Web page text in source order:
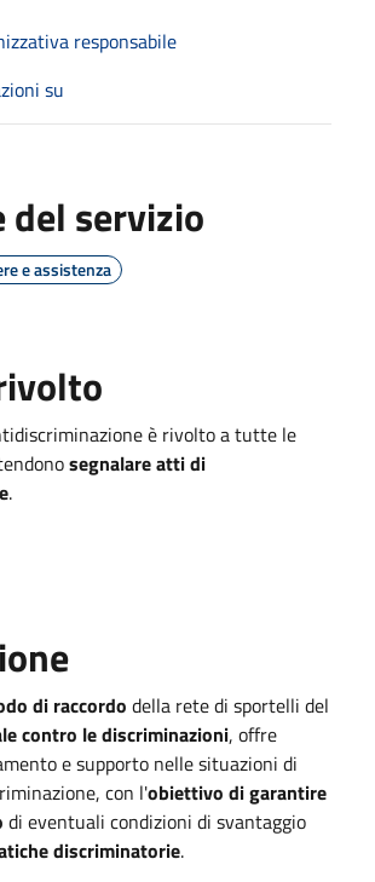
responsabile
su
del servizio
e assistenza
è rivolto a tutte le
segnalare atti di
.
di raccordo della rete di sportelli del
contro le discriminazioni, offre
e supporto nelle situazioni di
con l'obiettivo di garantire
di eventuali condizioni di svantaggio
discriminatorie.